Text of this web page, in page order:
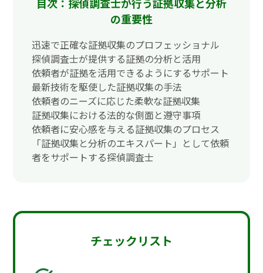
の重要性
迅速で正確な証拠収集のプロフェッショナル
探偵調査士が提供する証拠の分析と活用
依頼者が証拠を活用できるようにするサポート
最新技術を駆使した証拠収集の手法
依頼者のニーズに応じた柔軟な証拠収集
証拠収集における法的な側面と遵守事項
依頼者に安心感を与える証拠収集のプロセス
「証拠収集と分析のエキスパート」として依頼
者をサポートする探偵調査士
チェックリスト